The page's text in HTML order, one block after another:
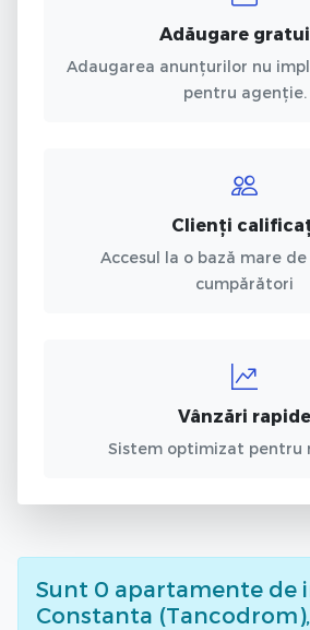
Adăugare
Adaugarea anunțurilor nu
pentru agenție.
Clienți
Accesul la o bază mare
cumpărători
Vânzări rapide
Sistem optimizat pentru
Sunt 0 apartamente de
Constanta